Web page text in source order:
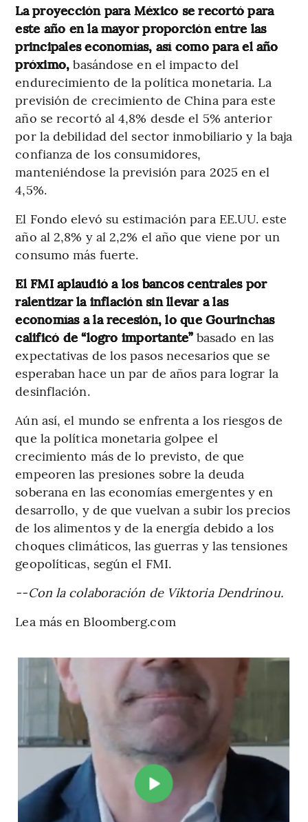
La proyección para México se recortó para
este año en la mayor proporción entre las
principales economías, así como para el año
próximo, basándose en el impacto del
endurecimiento de la política monetaria. La
previsión de crecimiento de China para este
año se recortó al 4,8% desde el 5% anterior
por la debilidad del sector inmobiliario y la baja
confianza de los consumidores,
manteniéndose la previsión para 2025 en el
4,5%.
El Fondo elevó su estimación para EE.UU. este
año al 2,8% y al 2,2% el año que viene por un
consumo más fuerte.
El FMI aplaudió a los bancos centrales por
ralentizar la inflación sin llevar a las
economías a la recesión, lo que Gourinchas
calificó de “logro importante” basado en las
expectativas de los pasos necesarios que se
esperaban hace un par de años para lograr la
desinflación.
Aún así, el mundo se enfrenta a los riesgos de
que la política monetaria golpee el
crecimiento más de lo previsto, de que
empeoren las presiones sobre la deuda
soberana en las economías emergentes y en
desarrollo, y de que vuelvan a subir los precios
de los alimentos y de la energía debido a los
choques climáticos, las guerras y las tensiones
geopolíticas, según el FMI.
--Con la colaboración de Viktoria Dendrinou.
Lea más en Bloomberg.com